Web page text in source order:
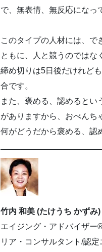
で、無表情、無反応になっ
このタイプの人材には、で
ともに、人と競うのではな
締め切りは5日後だけれど
合です。
また、褒める、認めると
がありますから、おべんち
何がどうだから褒める、認
竹内 和美 (たけうち かずみ)
エイジング・アドバイザ
リア・コンサルタント/認